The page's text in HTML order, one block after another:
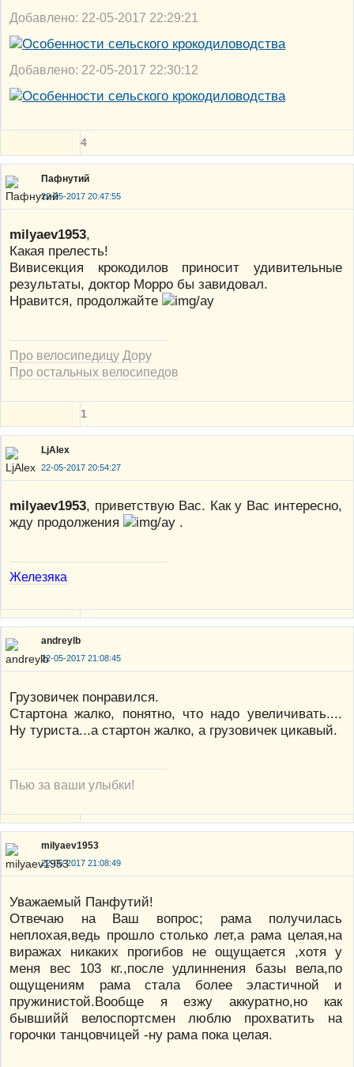
Добавлено: 22-05-2017 22:29:21
Добавлено: 22-05-2017 22:30:12
4
Пафнутий
22-05-2017 20:47:55
milyaev1953,
Какая прелесть!
Вивисекция крокодилов приносит удивительные
результаты, доктор Морро бы завидовал.
Нравится, продолжайте
Про велосипедицу Дору
Про остальных велосипедов
1
LjAlex
22-05-2017 20:54:27
milyaev1953, приветствую Вас. Как у Вас интересно,
жду продолжения
.
Железяка
andreylb
22-05-2017 21:08:45
Грузовичек понравился.
Стартона жалко, понятно, что надо увеличивать....
Ну туриста...а стартон жалко, а грузовичек цикавый.
Пью за ваши улыбки!
milyaev1953
22-05-2017 21:08:49
Уважаемый Панфутий!
Отвечаю на Ваш вопрос; рама получилась
неплохая,ведь прошло столько лет,а рама целая,на
виражах никаких прогибов не ощущается ,хотя у
меня вес 103 кг.,после удлиннения базы вела,по
ощущениям рама стала более эластичной и
пружинистой.Вообще я езжу аккуратно,но как
бывшийй велоспортсмен люблю прохватить на
горочки танцовчицей -ну рама пока целая.